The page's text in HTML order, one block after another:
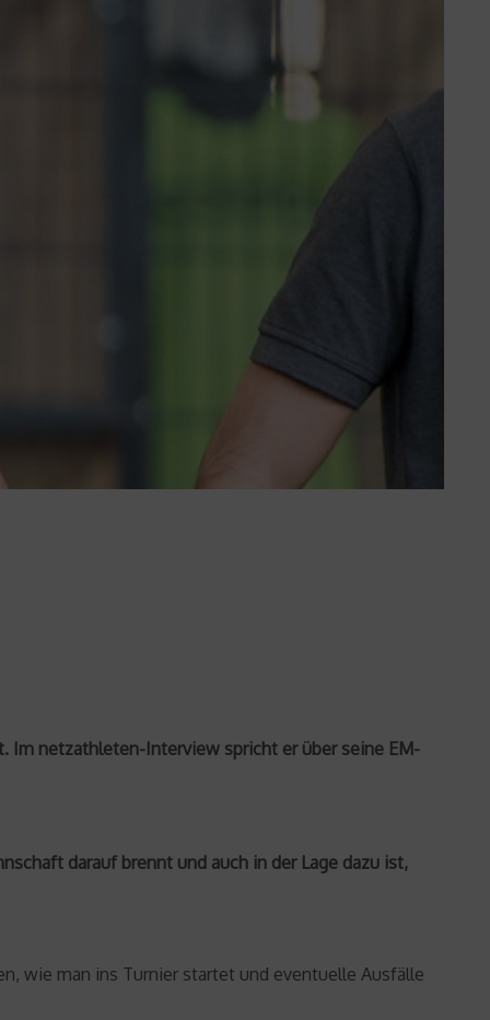
Im netzathleten-Interview spricht er über seine EM-
darauf brennt und auch in der Lage dazu ist,
wie man ins Turnier startet und eventuelle Ausfälle